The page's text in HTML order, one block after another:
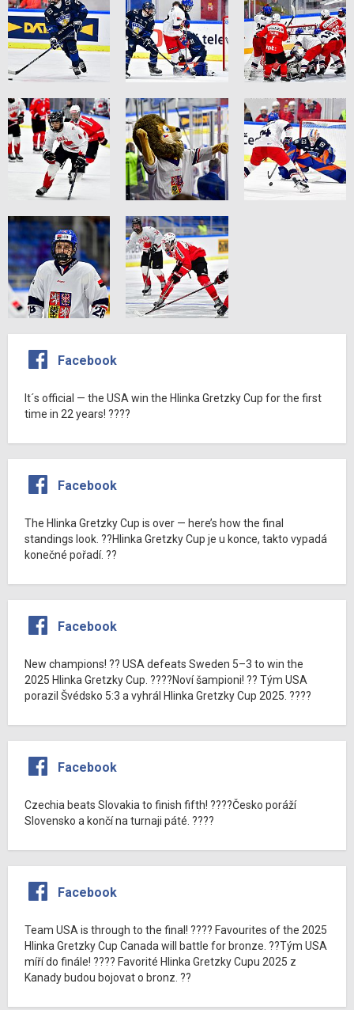
Facebook
It´s official — the USA win the Hlinka Gretzky Cup for the first
time in 22 years! ????
Facebook
The Hlinka Gretzky Cup is over — here’s how the final
standings look. ??Hlinka Gretzky Cup je u konce, takto vypadá
konečné pořadí. ??
Facebook
New champions! ?? USA defeats Sweden 5–3 to win the
2025 Hlinka Gretzky Cup. ????Noví šampioni! ?? Tým USA
porazil Švédsko 5:3 a vyhrál Hlinka Gretzky Cup 2025. ????
Facebook
Czechia beats Slovakia to finish fifth! ????Česko poráží
Slovensko a končí na turnaji páté. ????
Facebook
Team USA is through to the final! ???? Favourites of the 2025
Hlinka Gretzky Cup Canada will battle for bronze. ??Tým USA
míří do finále! ???? Favorité Hlinka Gretzky Cupu 2025 z
Kanady budou bojovat o bronz. ??